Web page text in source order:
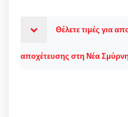
Θέλετε τιμές για
αποχέτευσης στη Νέα